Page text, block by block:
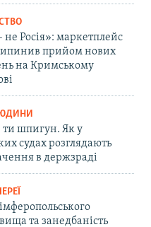
Росія»: маркетплейс
прийом нових
на Кримському
ти шпигун. Як у
судах розглядають
в держзраді
та занедбаність